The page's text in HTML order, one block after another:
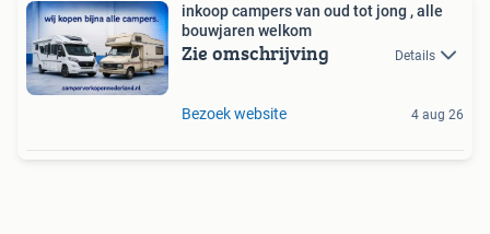
inkoop campers van oud tot jong , alle
bouwjaren welkom
Zie omschrijving Details
Bezoek website 4 aug 26